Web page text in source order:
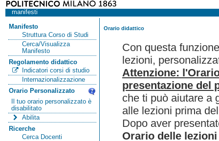
manifesti
Manifesto
Struttura Corso di Studi
Cerca/Visualizza
Manifesto
Regolamento didattico
Indicatori corsi di studio
Internazionalizzazione
Orario Personalizzato
Il tuo orario personalizzato è
disabilitato
Abilita
Ricerche
Cerca Docenti
Orario didattico
Con questa
lezioni,
Attenzione:
presentazione del
che ti può aiutare a
alle lezioni prima
Dopo aver
Orario delle lezioni